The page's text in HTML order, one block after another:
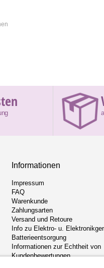
Informationen
Impressum
FAQ
Warenkunde
Zahlungsarten
Versand und Retoure
Info zu Elektro- u.
Batterieentsorgung
Informationen zur Echtheit von
Kundenbewertungen